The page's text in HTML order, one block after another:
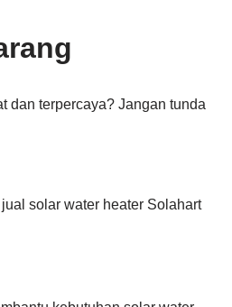
dan terpercaya? Jangan tunda
solar water heater Solahart